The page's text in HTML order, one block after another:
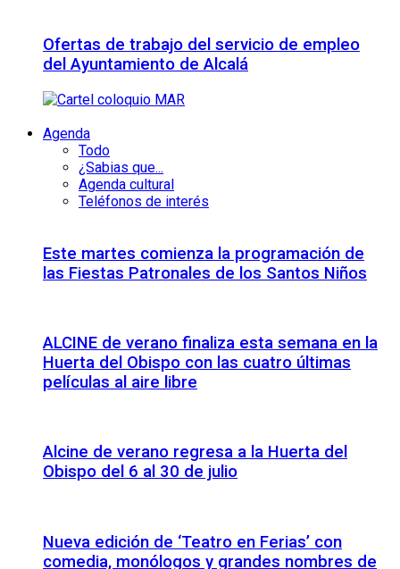
Ofertas de trabajo del servicio de empleo
del Ayuntamiento de Alcalá
Agenda
Todo
¿Sabias que...
Agenda cultural
Teléfonos de interés
Este martes comienza la programación de
las Fiestas Patronales de los Santos Niños
ALCINE de verano finaliza esta semana en la
Huerta del Obispo con las cuatro últimas
películas al aire libre
Alcine de verano regresa a la Huerta del
Obispo del 6 al 30 de julio
Nueva edición de ‘Teatro en Ferias’ con
comedia, monólogos y grandes nombres de